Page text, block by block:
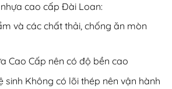
cao cấp Đài Loan:
và các chất thải, chống ăn mòn
Cao Cấp nên có độ bền cao
sinh Không có lõi thép nên vận hành